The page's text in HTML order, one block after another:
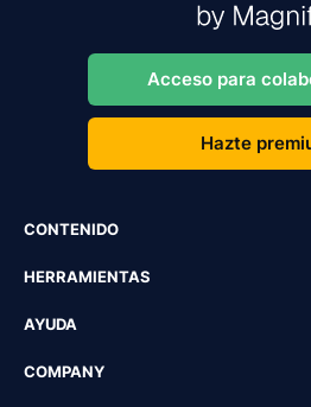
Acceso para
Hazte
CONTENIDO
HERRAMIENTAS
AYUDA
COMPANY